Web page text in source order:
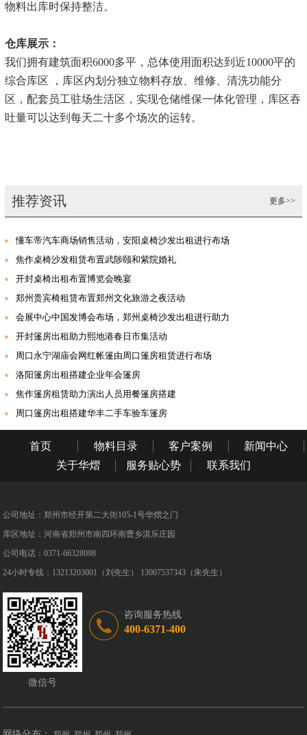
物料出库时保持整洁。
仓库展示：
我们拥有建筑面积6000多平，总体使用面积达到近10000平的
综合库区 ，库区内划分独立物料存放、维修、清洗功能分
区，配套员工驻场生活区，实现仓储维保一体化管理，库区吞
吐量可以达到每天二十多个场次的运转。
推荐资讯 更多>>
懂车帝汽车商场销售活动，安阳桌椅沙发出租进行布场
焦作桌椅沙发租赁布置武陟颐和紫院婚礼
开封桌椅出租布置博览会晚宴
郑州贵宾椅租赁布置郑州文化旅游之夜活动
会展中心中国发博会布场，郑州桌椅沙发出租进行助力
开封篷房出租助力熙地港春日市集活动
周口永宁湖庙会网红帐篷由周口篷房租赁进行布场
洛阳篷房出租搭建企业年会篷房
焦作篷房租赁助力演出人员用餐篷房搭建
周口篷房出租搭建华丰二手车验车篷房
首页 物料目录 客户案例
新闻中心
关于华熠
服务贴心势 联系我们
公司地址：郑州市经开第二大街105-1号华熠之门
库区地址：河南省郑州市南四环南曹乡淇乐庄园
公司电话：0371-66328098
24小时专线：13213203001（刘先生） 13007537343（朱先生）
微信号
咨询服务热线
400-6371-400